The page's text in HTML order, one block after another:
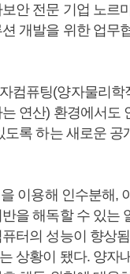
안 전문 기업 노르
개발을 위한 업무
컴퓨팅(양자물리학
연산) 환경에서도
도록 하는 새로운 공
이용해 인수분해,
을 해독할 수 있는
터의 성능이 향상
상황이 됐다. 양자